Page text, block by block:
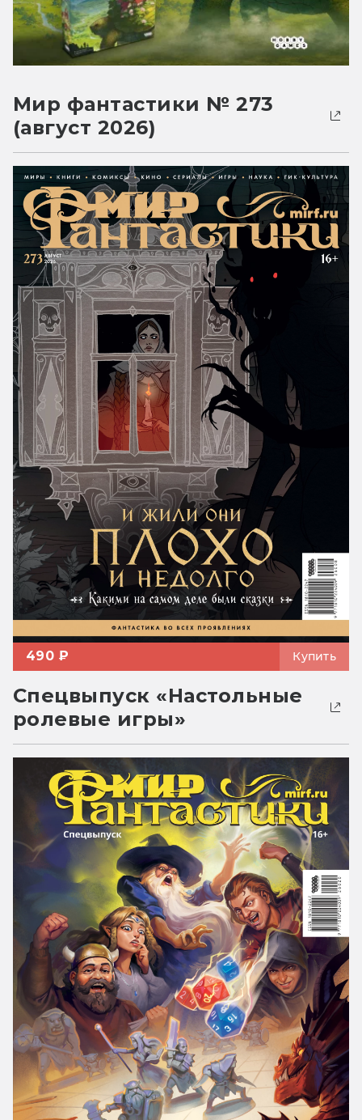
Мир фантастики № 273
(август 2026)
490 ₽ Купить
Спецвыпуск «Настольные
ролевые игры»